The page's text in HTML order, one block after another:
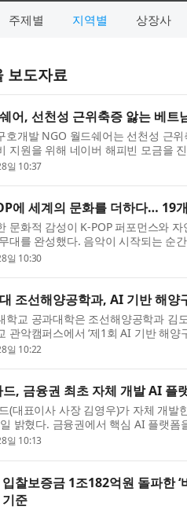
주제별 지역별 상장사
보도자료
어, 선천성 근위축증 앓는 베트
호개발 NGO 월드쉐어는 선천성 근
지원을 위해 네이버 해피빈 모금을
지는 희귀질환으로, 시간이 ...
일 10:37
에 세계의 문화를 더하다… 19
문화적 감성이 K-POP 퍼포먼스와
대를 완성했다. 음악이 시작되는 순
하며 K-POP이 세계인을 연결하...
일 10:30
조선해양공학과, AI 기반 해양
학교 공과대학은 조선해양공학과 김
관악캠퍼스에서 ‘제1회 AI 기반 해
다. 이번 행사에는 대한민국,...
일 10:22
드, 금융권 최초 자체 개발 AI 플
(대표이사 사장 김영우)가 자체 개발
밝혔다. 금융권에서 핵심 AI 플랫
하는 ‘소버린 AI(Sovereign ...
일 10:13
찰보증금 1조182억원 돌파한
준